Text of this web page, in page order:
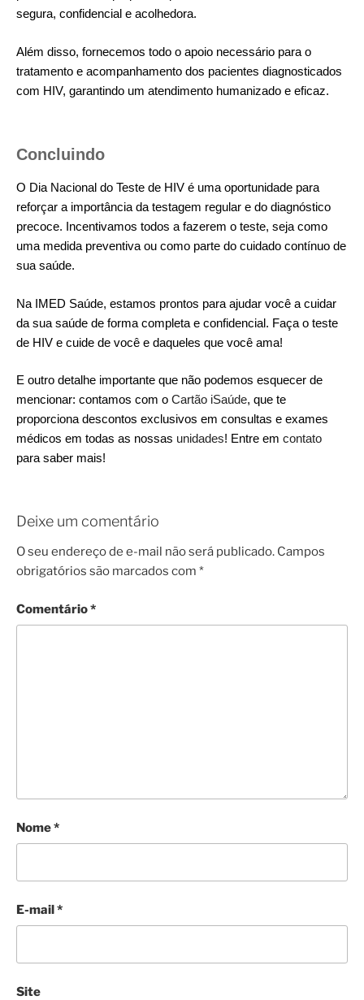
segura, confidencial e acolhedora.
Além disso, fornecemos todo o apoio necessário para o
tratamento e acompanhamento dos pacientes diagnosticados
com HIV, garantindo um atendimento humanizado e eficaz.
Concluindo
O Dia Nacional do Teste de HIV é uma oportunidade para
reforçar a importância da testagem regular e do diagnóstico
precoce. Incentivamos todos a fazerem o teste, seja como
uma medida preventiva ou como parte do cuidado contínuo de
sua saúde.
Na IMED Saúde, estamos prontos para ajudar você a cuidar
da sua saúde de forma completa e confidencial. Faça o teste
de HIV e cuide de você e daqueles que você ama!
E outro detalhe importante que não podemos esquecer de
mencionar: contamos com o Cartão iSaúde, que te
proporciona descontos exclusivos em consultas e exames
médicos em todas as nossas unidades! Entre em contato
para saber mais!
Deixe um comentário
O seu endereço de e-mail não será publicado. Campos
obrigatórios são marcados com *
Comentário*
Nome*
E-mail*
Site